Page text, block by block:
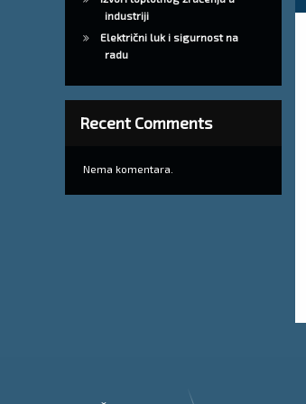
industriji
Električni luk i sigurnost na
radu
Recent Comments
Nema komentara.